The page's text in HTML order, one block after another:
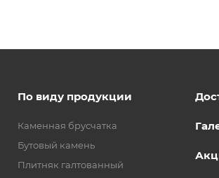
По виду продукции
Каменная брусчатка
Бутовый камень
Плитняк галтованный